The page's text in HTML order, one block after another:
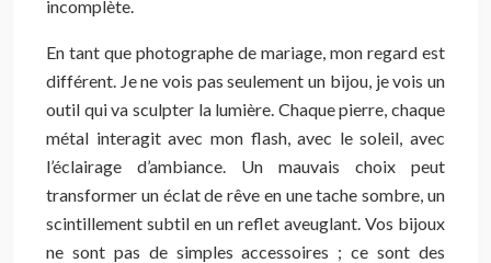
incomplète.
En tant que photographe de mariage, mon regard est
différent. Je ne vois pas seulement un bijou, je vois un
outil qui va sculpter la lumière. Chaque pierre, chaque
métal interagit avec mon flash, avec le soleil, avec
l’éclairage d’ambiance. Un mauvais choix peut
transformer un éclat de rêve en une tache sombre, un
scintillement subtil en un reflet aveuglant. Vos bijoux
ne sont pas de simples accessoires ; ce sont des